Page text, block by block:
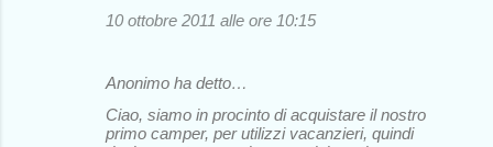
10 ottobre 2011 alle ore 10:15
Anonimo ha detto…
Ciao, siamo in procinto di acquistare il nostro
primo camper, per utilizzi vacanzieri, quindi